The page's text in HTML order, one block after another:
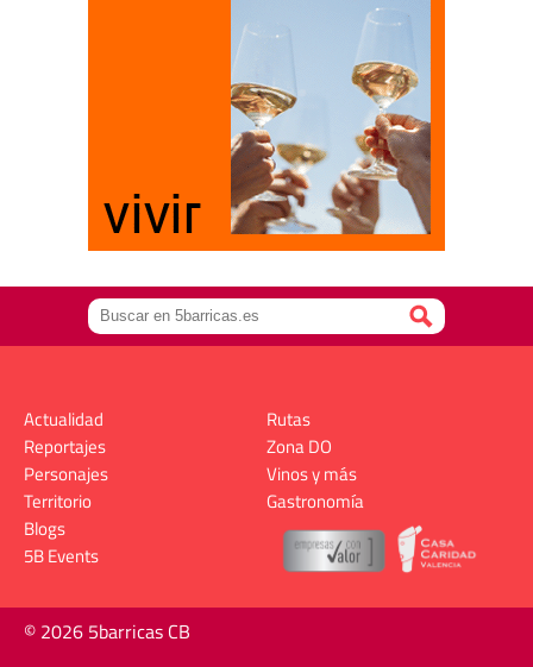
Actualidad
Reportajes
Personajes
Territorio
Rutas
Zona DO
Vinos y más
Gastronomía
Blogs
5B Events
© 2026 5barricas CB